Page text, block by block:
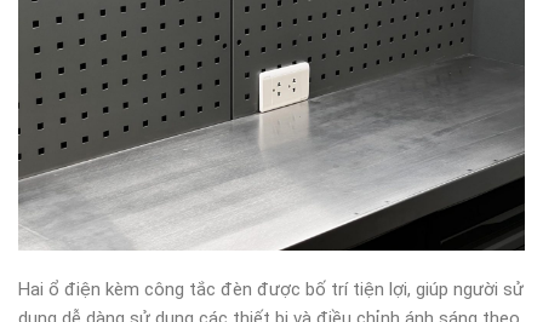
Hai ổ điện kèm công tắc đèn được bố trí tiện lợi, giúp người sử